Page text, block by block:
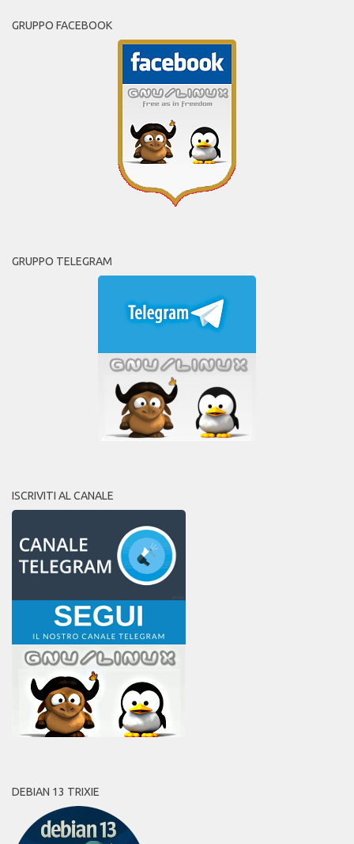
GRUPPO FACEBOOK
GRUPPO TELEGRAM
ISCRIVITI AL CANALE
DEBIAN 13 TRIXIE